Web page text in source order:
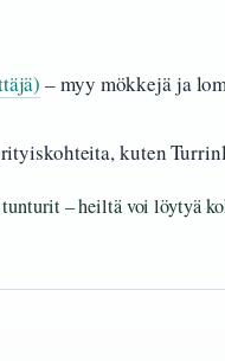
– myy mökkejä ja
kuten
– heiltä voi löytyä